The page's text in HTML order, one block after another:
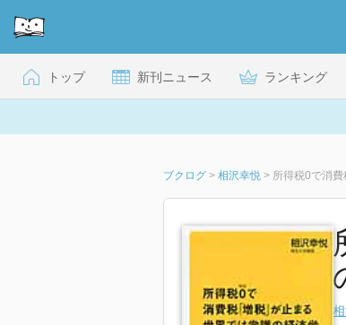
トップ 新刊ニュース ランキング
ブクログ > 相沢幸悦 > 所得税0で消